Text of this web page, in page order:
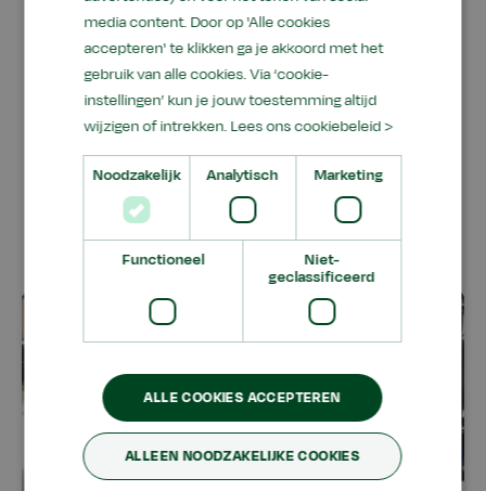
verrijkte bliksemstages zijn een mooi onderdeel
van het LOB programma van Aeres VMBO
Leeuwarden. Mede dankzij de inzet van onze
docenten en de enthousiaste ondernemers is
daarvoor!
media content. Door op 'Alle cookies
accepteren' te klikken ga je akkoord met het
gebruik van alle cookies. Via ‘cookie-
instellingen’ kun je jouw toestemming altijd
wijzigen of intrekken. Lees ons cookiebeleid >
Noodzakelijk Analytisch Marketing
Functioneel
Niet-
geclassificeerd
ALLE COOKIES ACCEPTEREN
ALLEEN NOODZAKELIJKE COOKIES